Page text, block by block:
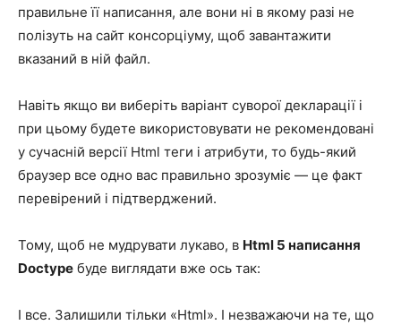
правильне її написання, але вони ні в якому разі не
полізуть на сайт консорціуму, щоб завантажити
вказаний в ній файл.
Навіть якщо ви виберіть варіант суворої декларації і
при цьому будете використовувати не рекомендовані
у сучасній версії Html теги і атрибути, то будь-який
браузер все одно вас правильно зрозуміє — це факт
перевірений і підтверджений.
Тому, щоб не мудрувати лукаво, в Html 5 написання
Doctype буде виглядати вже ось так:
І все. Залишили тільки «Html». І незважаючи на те, що